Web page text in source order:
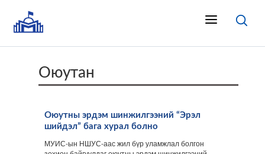
Оюутан
Оюутны эрдэм шинжилгээний “Эрэл
шийдэл” бага хурал болно
МУИС-ын НШУС-аас жил бүр уламжлал болгон